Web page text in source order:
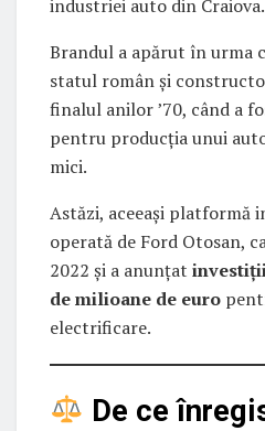
industriei auto din Craiova.
Brandul a apărut în urma
statul român și
finalul anilor ’70, când a
pentru producția unui
mici.
Astăzi, aceeași platformă
operată de Ford Otosan,
2022 și a anunțat
de milioane de euro
electrificare.
De ce